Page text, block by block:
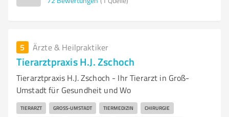
5 Ärzte & Heilpraktiker
Tierarztpraxis H.J. Zschoch
Tierarztpraxis H.J. Zschoch - Ihr Tierarzt in Groß-
Umstadt für Gesundheit und Wo
TIERARZT GROSS-UMSTADT TIERMEDIZIN CHIRURGIE